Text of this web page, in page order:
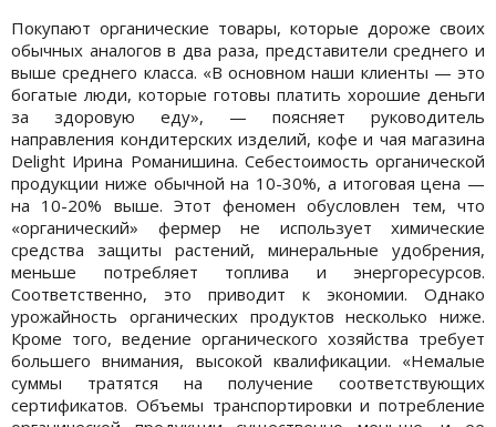
Покупают органические товары, которые дороже своих
обычных аналогов в два раза, представители среднего и
выше среднего класса. «В основном наши клиенты — это
богатые люди, которые готовы платить хорошие деньги
за здоровую еду», — поясняет руководитель
направления кондитерских изделий, кофе и чая магазина
Delight Ирина Романишина. Себестоимость органической
продукции ниже обычной на 10-30%, а итоговая цена —
на 10-20% выше. Этот феномен обусловлен тем, что
«органический» фермер не использует химические
средства защиты растений, минеральные удобрения,
меньше потребляет топлива и энергоресурсов.
Соответственно, это приводит к экономии. Однако
урожайность органических продуктов несколько ниже.
Кроме того, ведение органического хозяйства требует
большего внимания, высокой квалификации. «Немалые
суммы тратятся на получение соответствующих
сертификатов. Объемы транспортировки и потребление